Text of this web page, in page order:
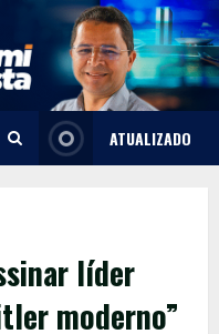
ATUALIZADO
líder
moderno”